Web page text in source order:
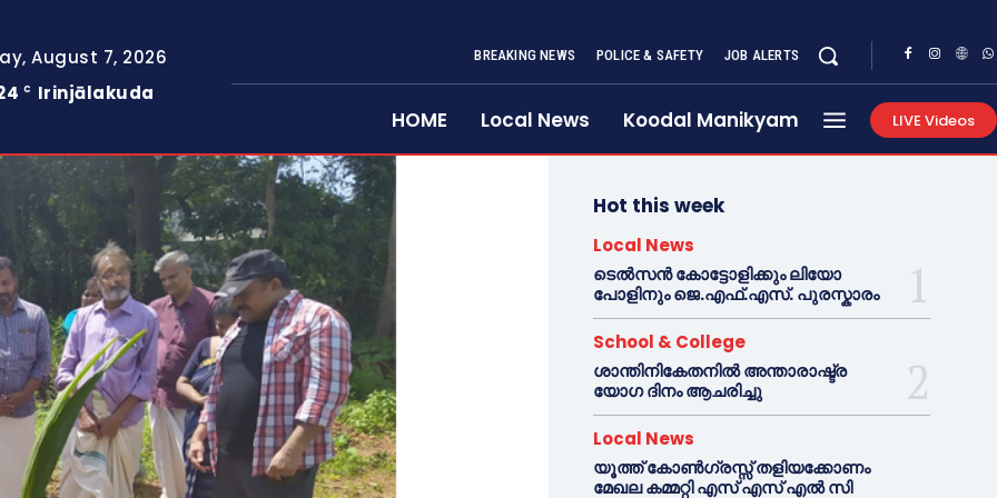
August 7, 2026
C Irinjālakuda
BREAKING NEWS POLICE & SAFETY JOB ALERTS
HOME Local News Koodal Manikyam LIVE Videos
Hot this week
Local News
ടെൽസൻ കോട്ടോളിക്കും ലിയോ
പോളിനും ജെ.എഫ്.എസ്. പുരസ്കാരം
School & College
ശാന്തിനികേതനിൽ അന്താരാഷ്ട്ര
യോഗ ദിനം ആചരിച്ചു
Local News
യൂത്ത് കോൺഗ്രസ്സ് തളിയക്കോണം
മേഖല കമ്മറ്റി എസ് എസ് എൽ സി